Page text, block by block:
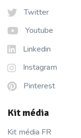
Twitter
Youtube
Linkedin
Instagram
Pinterest
Kit média
Kit média FR